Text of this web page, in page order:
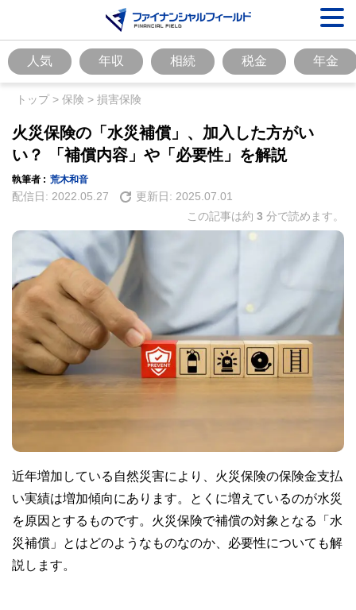
人気 年収 相続 税金 年金
トップ> 保険 > 損害保険
火災保険の「水災補償」、加入した方がい
い？ 「補償内容」や「必要性」を解説
執筆者 : 荒木和音
配信日: 2022.05.27 更新日: 2025.07.01
この記事は約 3 分で読めます。
近年増加している自然災害により、火災保険の保険金支払
い実績は増加傾向にあります。とくに増えているのが水災
を原因とするものです。火災保険で補償の対象となる「水
災補償」とはどのようなものなのか、必要性についても解
説します。